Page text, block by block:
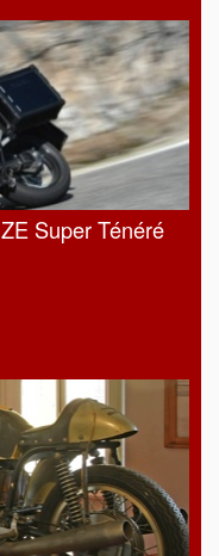
Super Ténéré